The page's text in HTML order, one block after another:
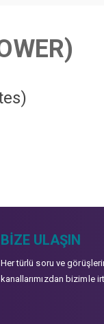
BIZE ULAŞIN
Her türlü soru ve
kanallarımızdan bizimle